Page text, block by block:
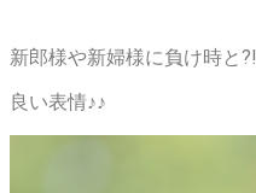
新郎様や新婦様に負け時と?!
良い表情♪♪